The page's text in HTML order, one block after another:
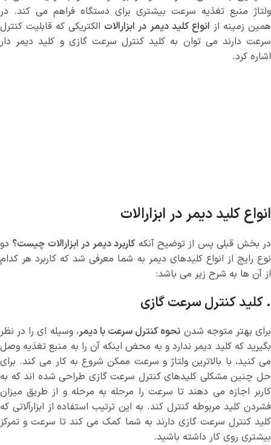
ولتاژ منبع تغذیه سرعت بیشتری برای دستگاه فراهم می کند. در
همین زمینه از انواع کلید دیمر در ابزارالات الکتریکی که قابلیت کنترل
سرعت دارند می توان به کلید کنترل سرعت گازی و کلید دیمر دار
اشاره کرد.
انواع کلید دیمر در ابزارالات
در بخش قبلی پس از توضیح آنکهکاربرد دیمر در ابزارالات چیست؟ دو
نوع رایج از انواع کلیدهای دیمر به شما معرفی شد که کاربرد هر کدام
از آن ها به شرح زیر می باشد:
. کلید کنترل سرعت گازی
برای بهتر متوجه شدن نحوه کنترل سرعت با دیمر، وسیله ای را در نظر
بگیرید که کلید دیمر ندارد و به محض اینکه آن را به منبع تغذیه وصل
می کنید، با بالاترین ولتاژ و سرعت ممکن شروع به کار می کند. برای
حل چنین مشکلی کلیدهای کنترل سرعت گازی طراحی شده اند که به
کاربر اجازه می دهند تا سرعت را مرحله به مرحله و از طریق میزان
فشردن کلید مربوطه کنترل کند. به این ترتیب استفاده از ابزارآلاتی که
کلید کنترل سرعت گازی دارند به شما کمک می کند تا سرعت و تمرکز
بیشتری روی کار داشته باشید.